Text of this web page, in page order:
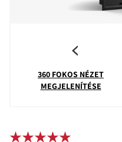
360 FOKOS NÉZET
MEGJELENÍTÉSE